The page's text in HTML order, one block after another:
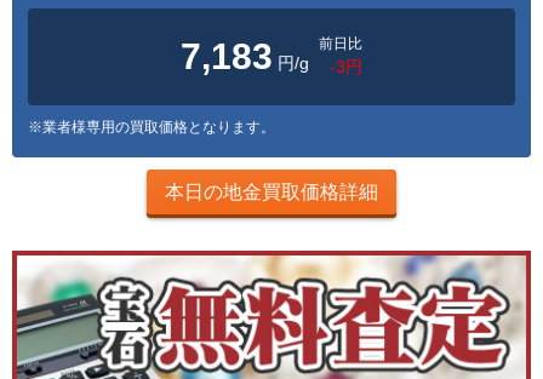
7,183 円/g
前日比
-3円
※業者様専用の買取価格となります。
本日の地金買取価格詳細